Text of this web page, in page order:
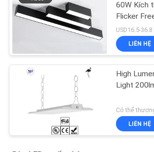
60W Kích
Flicker
USD16.5-
LIÊN HỆ
High
Light
LIÊN HỆ